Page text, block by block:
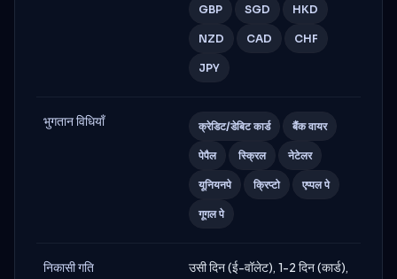
GBP SGD HKD
NZD CAD CHF
JPY
भुगतान विधियाँ क्रेडिट/डेबिट कार्ड बैंक वायर
पेपैल स्क्रिल नेटेलर
यूनियनपे क्रिप्टो एप्पल पे
गूगल पे
निकासी गति
उसी दिन (ई-वॉलेट), 1-2 दिन (कार्ड),